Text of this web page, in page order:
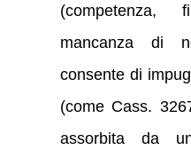
(competenza,
mancanza di
consente di
(come Cass.
assorbita da